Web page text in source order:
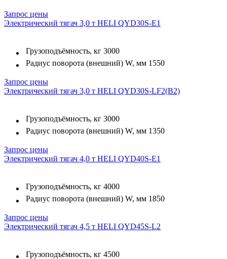
Запрос цены
Электрический тягач 3,0 т HELI QYD30S-E1
Грузоподъёмность, кг 3000
Радиус поворота (внешний) W, мм 1550
Запрос цены
Электрический тягач 3,0 т HELI QYD30S-LF2(B2)
Грузоподъёмность, кг 3000
Радиус поворота (внешний) W, мм 1350
Запрос цены
Электрический тягач 4,0 т HELI QYD40S-E1
Грузоподъёмность, кг 4000
Радиус поворота (внешний) W, мм 1850
Запрос цены
Электрический тягач 4,5 т HELI QYD45S-L2
Грузоподъёмность, кг 4500